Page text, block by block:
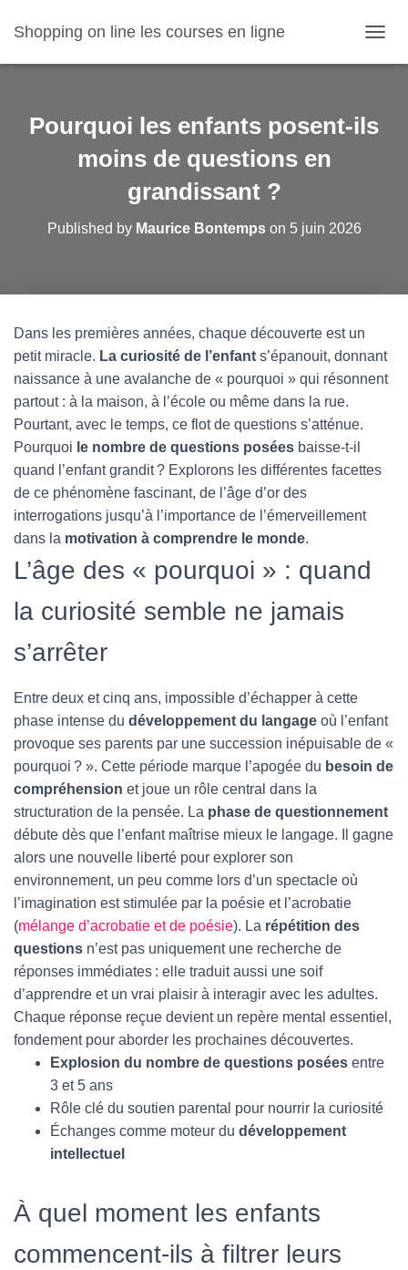
Shopping on line les courses en ligne
U
R
I
G
Pourquoi les enfants posent-ils
moins de questions en
grandissant ?
Published by Maurice Bontempson 5 juin 2026
Dans les premières années, chaque découverte est un
petit miracle. La curiosité de l’enfant s’épanouit, donnant
naissance à une avalanche de « pourquoi » qui résonnent
partout : à la maison, à l’école ou même dans la rue.
Pourtant, avec le temps, ce flot de questions s’atténue.
Pourquoi le nombre de questions posées baisse-t-il
quand l’enfant grandit ? Explorons les différentes facettes
de ce phénomène fascinant, de l’âge d’or des
interrogations jusqu’à l’importance de l’émerveillement
dans la motivation à comprendre le monde.
L’âge des « pourquoi » : quand
la curiosité semble ne jamais
s’arrêter
Entre deux et cinq ans, impossible d’échapper à cette
phase intense du développement du langage où l’enfant
provoque ses parents par une succession inépuisable de «
pourquoi ? ». Cette période marque l’apogée du besoin de
compréhension et joue un rôle central dans la
structuration de la pensée. La phase de questionnement
débute dès que l’enfant maîtrise mieux le langage. Il gagne
alors une nouvelle liberté pour explorer son
environnement, un peu comme lors d’un spectacle où
l’imagination est stimulée par la poésie et l’acrobatie
(mélange d’acrobatie et de poésie). La répétition des
questions n’est pas uniquement une recherche de
réponses immédiates : elle traduit aussi une soif
d’apprendre et un vrai plaisir à interagir avec les adultes.
Chaque réponse reçue devient un repère mental essentiel,
fondement pour aborder les prochaines découvertes.
Explosion du nombre de questions posées entre
3 et 5 ans
Rôle clé du soutien parental pour nourrir la curiosité
Échanges comme moteur du développement
intellectuel
À quel moment les enfants
commencent-ils à filtrer leurs